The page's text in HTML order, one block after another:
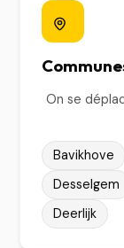
On se
Bavikhove
Desselgem
Deerlijk